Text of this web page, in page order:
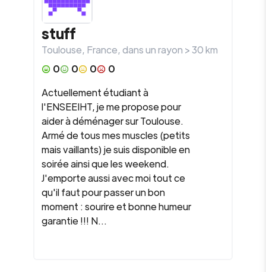
stuff
Toulouse, France, dans un rayon >30km
0
0 0
0
Actuellement étudiant à
l'ENSEEIHT, je me propose pour
aider à déménager sur Toulouse.
Armé de tous mes muscles (petits
mais vaillants) je suis disponible en
soirée ainsi que les weekend.
J'emporte aussi avec moi tout ce
qu'il faut pour passer un bon
moment : sourire et bonne humeur
garantie !!! N...